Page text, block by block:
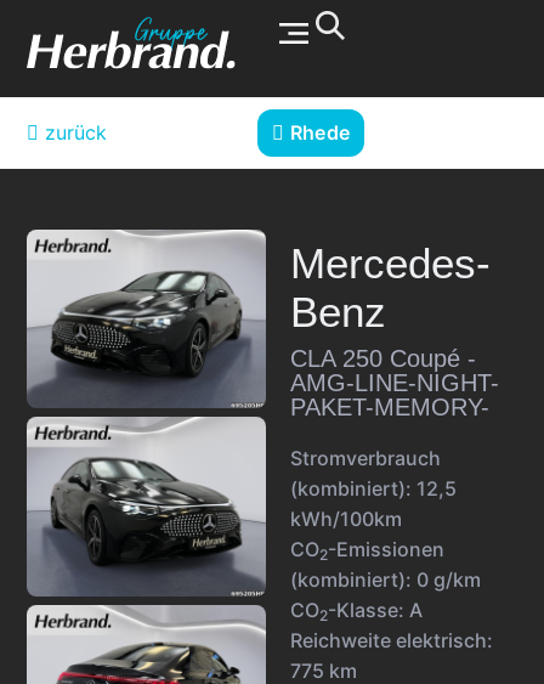
zurück Rhede
Mercedes-
Benz
CLA 250 Coupé -
AMG-LINE-NIGHT-
PAKET-MEMORY-
Stromverbrauch
(kombiniert): 12,5
kWh/100km
CO2-Emissionen
(kombiniert): 0 g/km
CO2-Klasse: A
Reichweite elektrisch:
775 km